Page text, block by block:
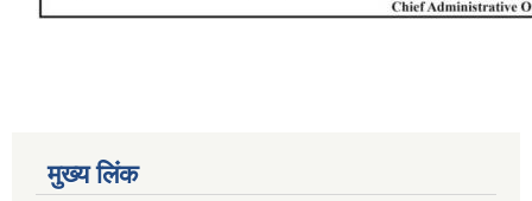
मुख्य लिंक